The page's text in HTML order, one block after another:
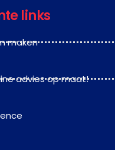
links
maken
advies op maat!